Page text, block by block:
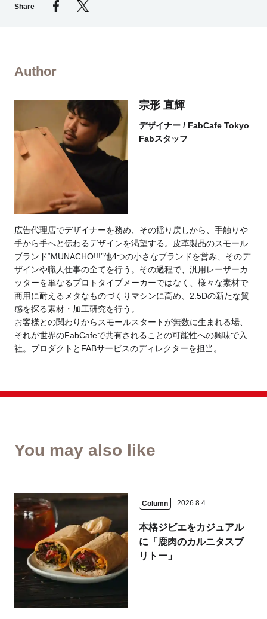
Share
Author
宗形 直輝
デザイナー / FabCafe Tokyo
Fabスタッフ
広告代理店でデザイナーを務め、その揺り戻しから、手触りや
手から手へと伝わるデザインを渇望する。皮革製品のスモール
ブランド“MUNACHO!!!”他4つの小さなブランドを営み、そのデ
ザインや職人仕事の全てを行う。その過程で、汎用レーザーカ
ッターを単なるプロトタイプメーカーではなく、様々な素材で
商用に耐えるメタなものづくりマシンに高め、2.5Dの新たな質
感を探る素材・加工研究を行う。
お客様との関わりからスモールスタートが無数に生まれる場、
それが世界のFabCafeで共有されることの可能性への興味で入
社。プロダクトとFABサービスのディレクターを担当。
You may also like
Column 2026.8.4
本格ジビエをカジュアル
に「鹿肉のカルニタスブ
リトー」